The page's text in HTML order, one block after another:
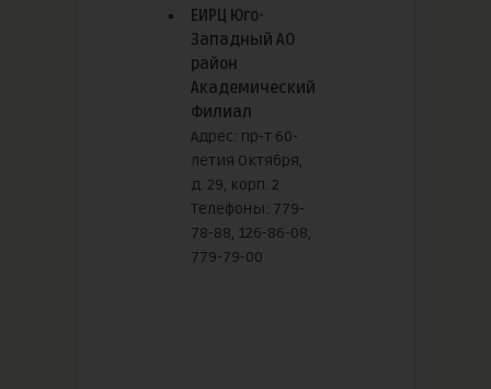
ЕИРЦ Юго-
Западный АО
район
Академический
Филиал
Адрес: пр-т 60-
летия Октября,
д. 29, корп. 2
Телефоны: 779-
78-88, 126-86-08,
779-79-00